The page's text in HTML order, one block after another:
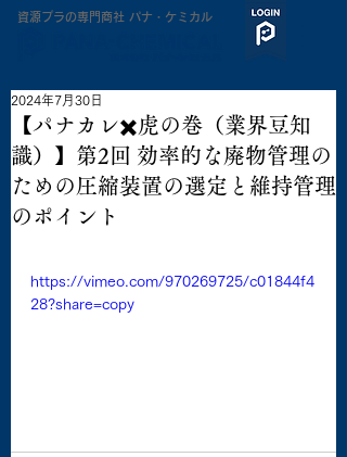
​資源プラの専門商社 パナ・ケミカル
【パナカレ✖️虎の巻（業界豆知
識）】第2回 効率的な廃物管理の
ための圧縮装置の選定と維持管理
のポイント
2024年7月30日
https://vimeo.com/970269725/c01844f4
28?share=copy